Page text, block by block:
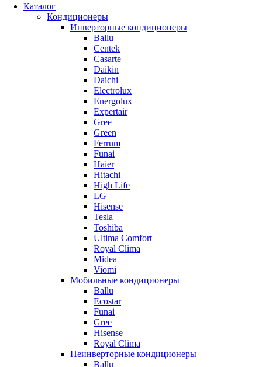
Каталог
Кондиционеры
Инверторные кондиционеры
Ballu
Centek
Casarte
Daikin
Daichi
Electrolux
Energolux
Expertair
Gree
Green
Ferrum
Funai
Haier
Hitachi
High Life
LG
Hisense
Tesla
Toshiba
Ultima Comfort
Royal Clima
Midea
Viomi
Мобильные кондиционеры
Ballu
Ecostar
Funai
Gree
Hisense
Royal Clima
Неинверторные кондиционеры
Ballu